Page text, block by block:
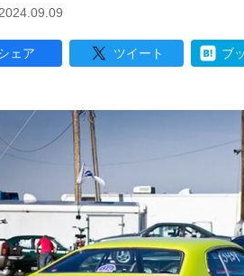
ェア ツイート ブ